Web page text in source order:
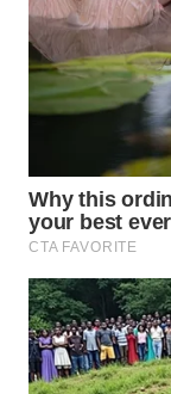
WN
NIAS
WN
WN
TAPANULI
SELATAN
WN
TANJUNG
LESUNG